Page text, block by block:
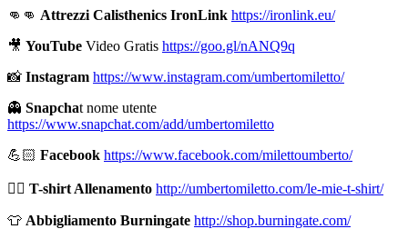
👊👊 Attrezzi Calisthenics IronLink https://ironlink.eu/
🎥 YouTube Video Gratis https://goo.gl/nANQ9q
📸 Instagram https://www.instagram.com/umbertomiletto/
👻 Snapchat nome utente
https://www.snapchat.com/add/umbertomiletto
💪🏻 Facebook https://www.facebook.com/milettoumberto/
🏋🏻 T-shirt Allenamento http://umbertomiletto.com/le-mie-t-shirt/
👕 Abbigliamento Burningate http://shop.burningate.com/